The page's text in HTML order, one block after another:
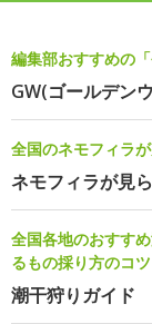
編集部おすすめの
GW(ゴールデン
全国のネモフィラ
ネモフィラが見
全国各地のおすす
るもの採り方のコ
潮干狩りガイド